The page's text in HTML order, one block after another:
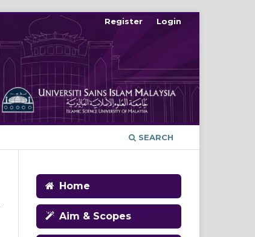
SEARCH
Register Login
Home
Aim & Scopes